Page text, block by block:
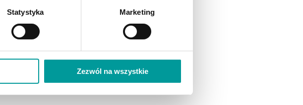
Statystyka Marketing
Zezwól na wszystkie